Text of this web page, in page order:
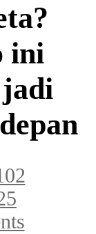
ini
on